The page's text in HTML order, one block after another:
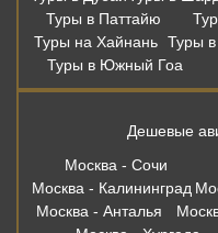
Туры в Паттайю
Туры на Хайнань Туры
Туры в Южный Гоа
Дешевые
Москва - Сочи
Москва - Калининград
Москва - Анталья